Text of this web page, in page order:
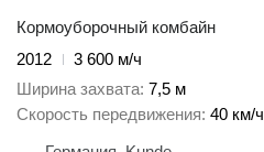
Кормоуборочный комбайн
2012
3 600 м/ч
Ширина захвата 7,5 м
Скорость передвижения 40 км/ч